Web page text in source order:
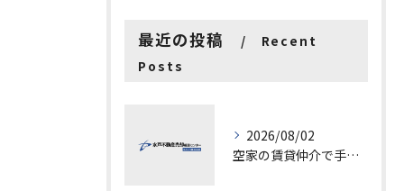
最近の投稿
Recent
Posts
2026/08/02
空家の賃貸仲介で手数料と上限を徹底解説し200万円物件の注意点も紹介